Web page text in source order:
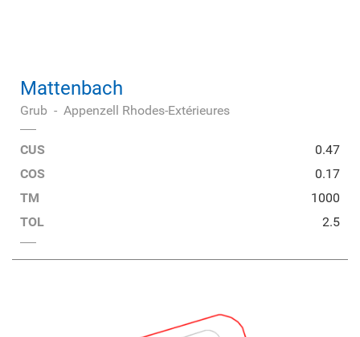
Mattenbach
Grub - Appenzell Rhodes-Extérieures
CUS
0.47
COS
0.17
TM
1000
TOL
2.5